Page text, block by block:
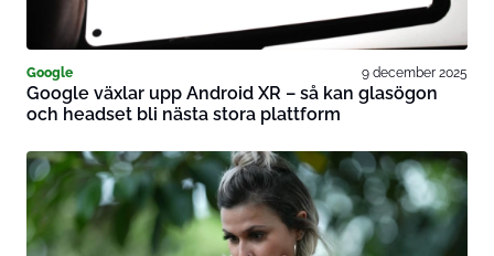
Google 9 december 2025
Google växlar upp Android XR – så kan glasögon
och headset bli nästa stora plattform